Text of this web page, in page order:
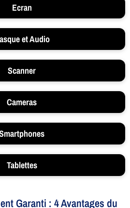
Ecran
et Audio
Scanner
Cameras
Tablettes
Garanti : 4 Avantages du